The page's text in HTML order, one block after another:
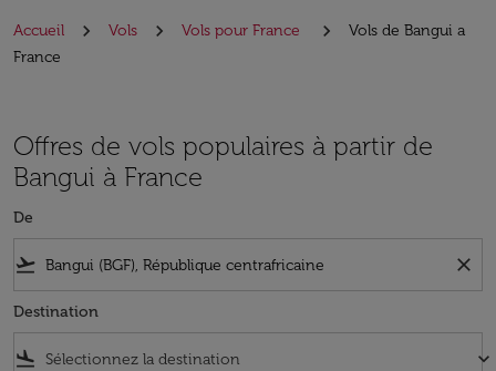
Accueil Vols Vols pour France
Vols de Bangui a
France
Offres de vols populaires à partir de
Bangui à France
De
flight_takeoff close
Destination
flight_land keyboard_arrow_down